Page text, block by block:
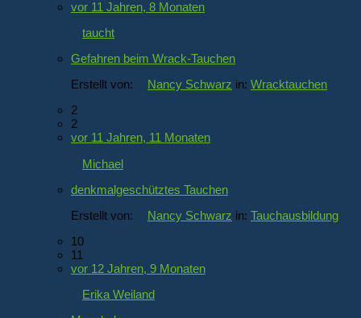
vor 11 Jahren, 8 Monaten
taucht
Gefahren beim Wrack-Tauchen
Erstellt von:
Nancy Schwarz in: Wracktauchen
2
2
vor 11 Jahren, 11 Monaten
Michael
denkmalgeschütztes Tauchen
Erstellt von:
Nancy Schwarz in: Tauchausbildung
10
11
vor 12 Jahren, 9 Monaten
Erika Weiland